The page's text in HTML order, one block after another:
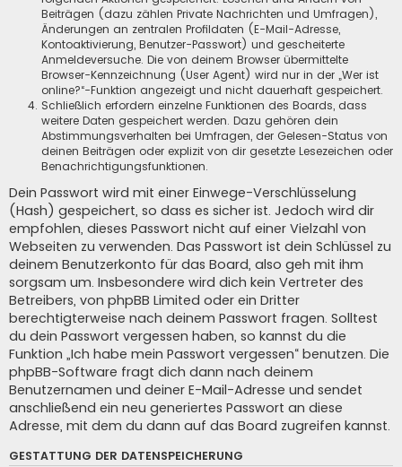
Beiträgen (dazu zählen Private Nachrichten und Umfragen),
Änderungen an zentralen Profildaten (E-Mail-Adresse,
Kontoaktivierung, Benutzer-Passwort) und gescheiterte
Anmeldeversuche. Die von deinem Browser übermittelte
Browser-Kennzeichnung (User Agent) wird nur in der „Wer ist
online?“-Funktion angezeigt und nicht dauerhaft gespeichert.
Schließlich erfordern einzelne Funktionen des Boards, dass
weitere Daten gespeichert werden. Dazu gehören dein
Abstimmungsverhalten bei Umfragen, der Gelesen-Status von
deinen Beiträgen oder explizit von dir gesetzte Lesezeichen oder
Benachrichtigungsfunktionen.
Dein Passwort wird mit einer Einwege-Verschlüsselung
(Hash) gespeichert, so dass es sicher ist. Jedoch wird dir
empfohlen, dieses Passwort nicht auf einer Vielzahl von
Webseiten zu verwenden. Das Passwort ist dein Schlüssel zu
deinem Benutzerkonto für das Board, also geh mit ihm
sorgsam um. Insbesondere wird dich kein Vertreter des
Betreibers, von phpBB Limited oder ein Dritter
berechtigterweise nach deinem Passwort fragen. Solltest
du dein Passwort vergessen haben, so kannst du die
Funktion „Ich habe mein Passwort vergessen“ benutzen. Die
phpBB-Software fragt dich dann nach deinem
Benutzernamen und deiner E-Mail-Adresse und sendet
anschließend ein neu generiertes Passwort an diese
Adresse, mit dem du dann auf das Board zugreifen kannst.
GESTATTUNG DER DATENSPEICHERUNG